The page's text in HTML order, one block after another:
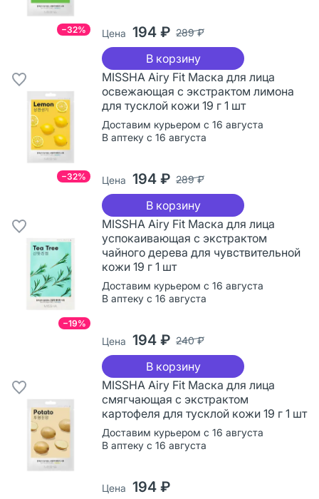
−32% Цена 194 ₽ 289 ₽
В корзину
−32%
MISSHA Airy Fit Маска для лица
освежающая с экстрактом лимона
для тусклой кожи 19 г 1 шт
Доставим курьером с 16 августа
В аптеку с 16 августа
Цена 194 ₽ 289 ₽
В корзину
−19%
MISSHA Airy Fit Маска для лица
успокаивающая с экстрактом
чайного дерева для чувствительной
кожи 19 г 1 шт
Доставим курьером с 16 августа
В аптеку с 16 августа
Цена 194 ₽ 240 ₽
В корзину
MISSHA Airy Fit Маска для лица
смягчающая с экстрактом
картофеля для тусклой кожи 19 г 1 шт
Доставим курьером с 16 августа
В аптеку с 16 августа
Цена 194 ₽